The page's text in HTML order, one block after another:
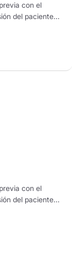
con el
del paciente...
con el
del paciente...